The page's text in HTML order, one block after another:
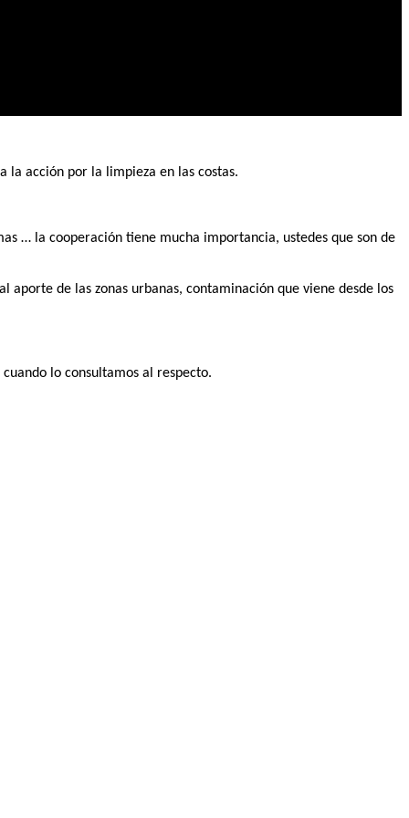
la acción por la limpieza en las costas.
… la cooperación tiene mucha importancia, ustedes que son de
aporte de las zonas urbanas, contaminación que viene desde los
lo consultamos al respecto.